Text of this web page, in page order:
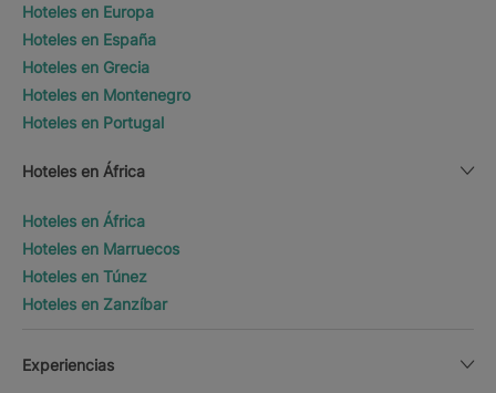
Hoteles en Europa
Hoteles en España
Hoteles en Grecia
Hoteles en Montenegro
Hoteles en Portugal
Hoteles en África
Hoteles en África
Hoteles en Marruecos
Hoteles en Túnez
Hoteles en Zanzíbar
Experiencias